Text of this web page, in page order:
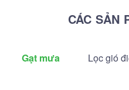
CÁC SẢN
Gạt mưa Lọc gió